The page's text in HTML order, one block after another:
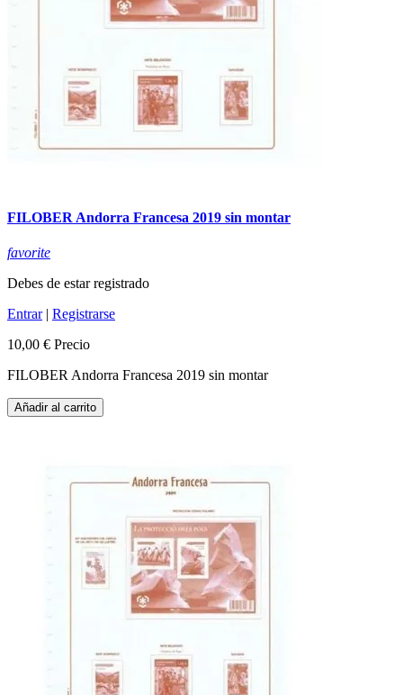
FILOBER Andorra Francesa 2019 sin montar
favorite
Debes de estar registrado
Entrar| Registrarse
10,00 € Precio
FILOBER Andorra Francesa 2019 sin montar
Añadir al carrito